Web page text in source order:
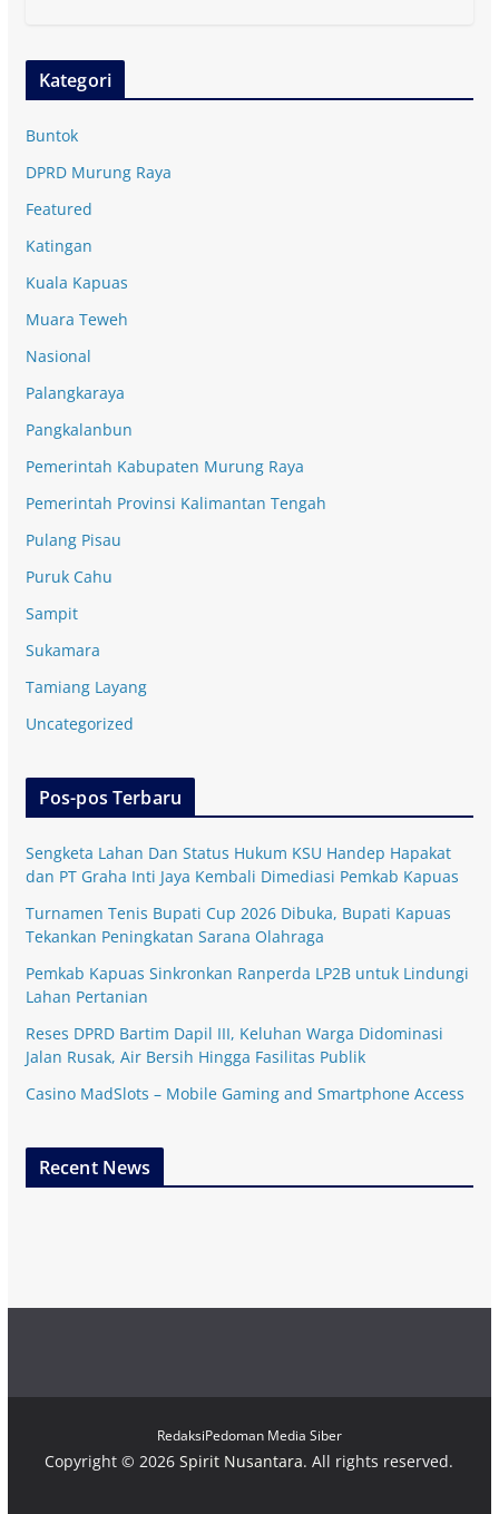
Kategori
Buntok
DPRD Murung Raya
Featured
Katingan
Kuala Kapuas
Muara Teweh
Nasional
Palangkaraya
Pangkalanbun
Pemerintah Kabupaten Murung Raya
Pemerintah Provinsi Kalimantan Tengah
Pulang Pisau
Puruk Cahu
Sampit
Sukamara
Tamiang Layang
Uncategorized
Pos-pos Terbaru
Sengketa Lahan Dan Status Hukum KSU Handep Hapakat
dan PT Graha Inti Jaya Kembali Dimediasi Pemkab Kapuas
Turnamen Tenis Bupati Cup 2026 Dibuka, Bupati Kapuas
Tekankan Peningkatan Sarana Olahraga
Pemkab Kapuas Sinkronkan Ranperda LP2B untuk Lindungi
Lahan Pertanian
Reses DPRD Bartim Dapil III, Keluhan Warga Didominasi
Jalan Rusak, Air Bersih Hingga Fasilitas Publik
Casino MadSlots – Mobile Gaming and Smartphone Access
Recent News
RedaksiPedoman Media Siber
Copyright © 2026Spirit Nusantara. All rights reserved.